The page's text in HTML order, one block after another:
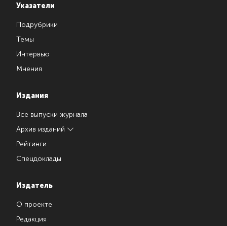
Указатели
Подрубрики
Темы
Интервью
Мнения
Издания
Все выпуски журнала
Архив изданий
Рейтинги
Спецдоклады
Издатель
О проекте
Редакция